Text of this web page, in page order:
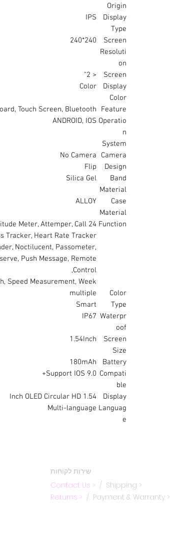
Origin
Display
Type
IPS
Screen
Resoluti
on
240*240
Screen
< 2"
Display
Color
Color
Feature
Touch Screen, Bluetooth
Operatio
n
System
ANDROID, IOS
Camera
No Camera
Design
Flip
Band
Material
Silica Gel
Case
Material
ALLOY
Function
Meter, Attemper, Call
Tracker, Heart Rate Tracker,
Noctilucent, Passometer,
Push Message, Remote
Control,
Speed Measurement, Week
Color
multiple
Type
Smart
Waterpr
oof
IP67
Screen
Size
1.54Inch
Battery
180mAh
Compati
ble
Support IOS 9.0+
Display
1.54 Inch OLED Circular HD
Languag
e
Multi-language
שירות לקוחות
Contact Us > / Shipping >
Returns > / Payment & Warranty >